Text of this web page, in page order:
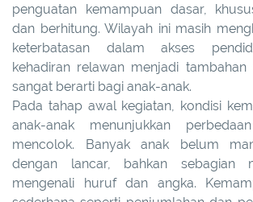
penguatan kemampuan dasar,
dan berhitung. Wilayah ini masih
keterbatasan dalam akses
kehadiran relawan menjadi
sangat berarti bagi anak-anak.
Pada tahap awal kegiatan, kondisi
anak-anak menunjukkan
mencolok. Banyak anak belum
dengan lancar, bahkan sebagian
mengenali huruf dan angka.